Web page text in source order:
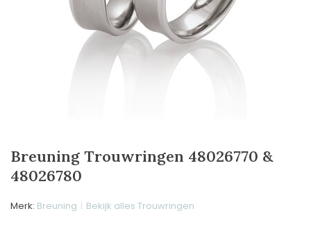
Breuning Trouwringen 48026770 &
48026780
Merk: Breuning Bekijk alles Trouwringen